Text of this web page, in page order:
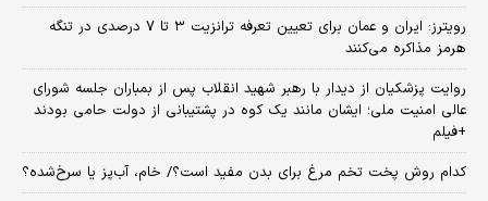
رویترز: ایران و عمان برای تعیین تعرفه ترانزیت ۳ تا ۷ درصدی در تنگه
هرمز مذاکره می‌کنند
روایت پزشکیان از دیدار با رهبر شهید انقلاب پس از بمباران جلسه شورای
عالی امنیت ملی؛ ایشان مانند یک کوه در پشتیبانی از دولت حامی بودند
+فیلم
کدام روش پخت تخم مرغ برای بدن مفید است؟/ خام، آب‌پز یا سرخ‌شده؟